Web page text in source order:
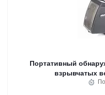
Портативный
взрывчатых